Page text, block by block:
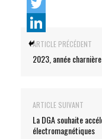
ARTICLE PRÉCÉDENT
2023, année
ARTICLE SUIVANT
La DGA souhaite
électromagnétiques